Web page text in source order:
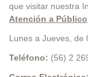
que visitar nuestra
Atención a Público
Lunes a Jueves, de
Teléfono: (56) 2